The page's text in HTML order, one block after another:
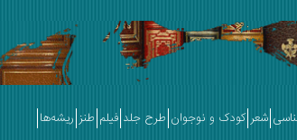
شعر کودک و نوجوان طرح جلد فیلم طنز ریشه‌ها